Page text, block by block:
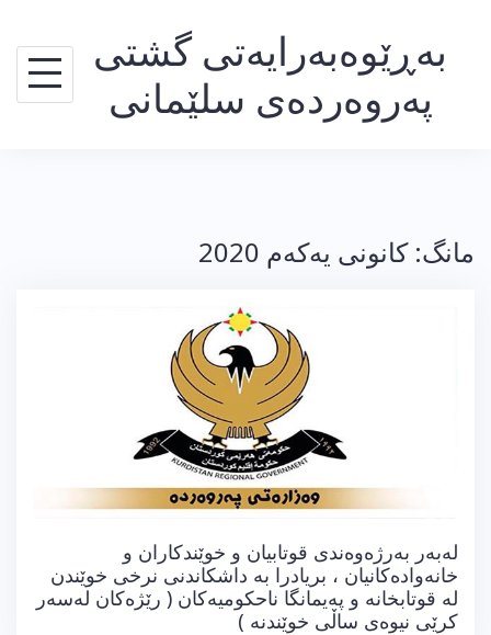
بەڕێوەبەرایەتی گشتی
پەروەردەی سلێمانی
مانگ:كانونی یه‌كه‌م 2020
لەبەر بەرژەوەندی قوتابیان و خوێندکاران و
خانەوادەکانیان ، بریادرا بە داشکاندنی نرخی خوێندن
لە قوتابخانە و پەیمانگا ناحکومیەکان ( رێژەکان لەسەر
کرێی نیوەی ساڵی خوێندنە )